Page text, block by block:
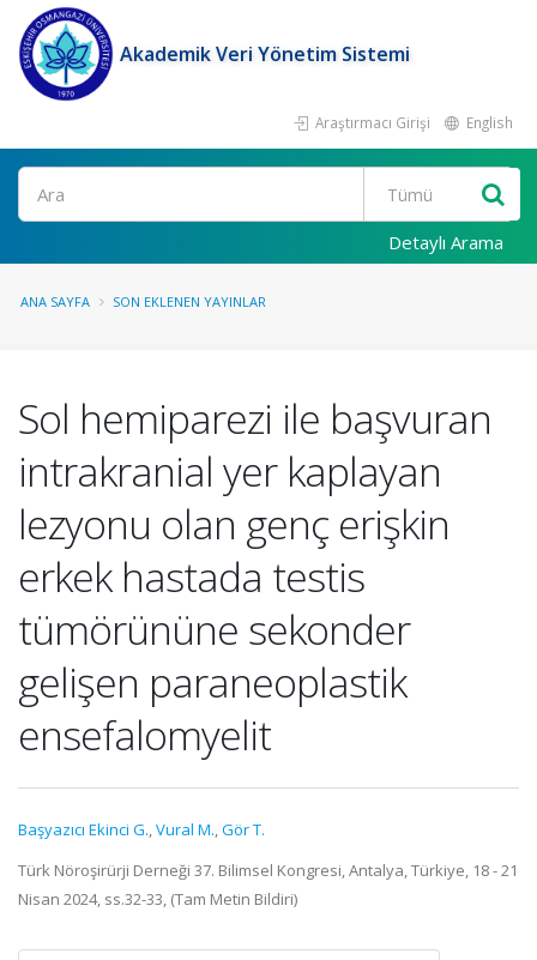
Akademik Veri Yönetim Sistemi
Araştırmacı Girişi English
Ara
Detaylı Arama
ANA SAYFA SON EKLENEN YAYINLAR
Sol hemiparezi ile başvuran
intrakranial yer kaplayan
lezyonu olan genç erişkin
erkek hastada testis
tümörününe sekonder
gelişen paraneoplastik
ensefalomyelit
Başyazıcı Ekinci G.,Vural M.,Gör T.
Türk Nöroşirürji Derneği 37. Bilimsel Kongresi, Antalya, Türkiye, 18 - 21
Nisan 2024, ss.32-33, (Tam Metin Bildiri)